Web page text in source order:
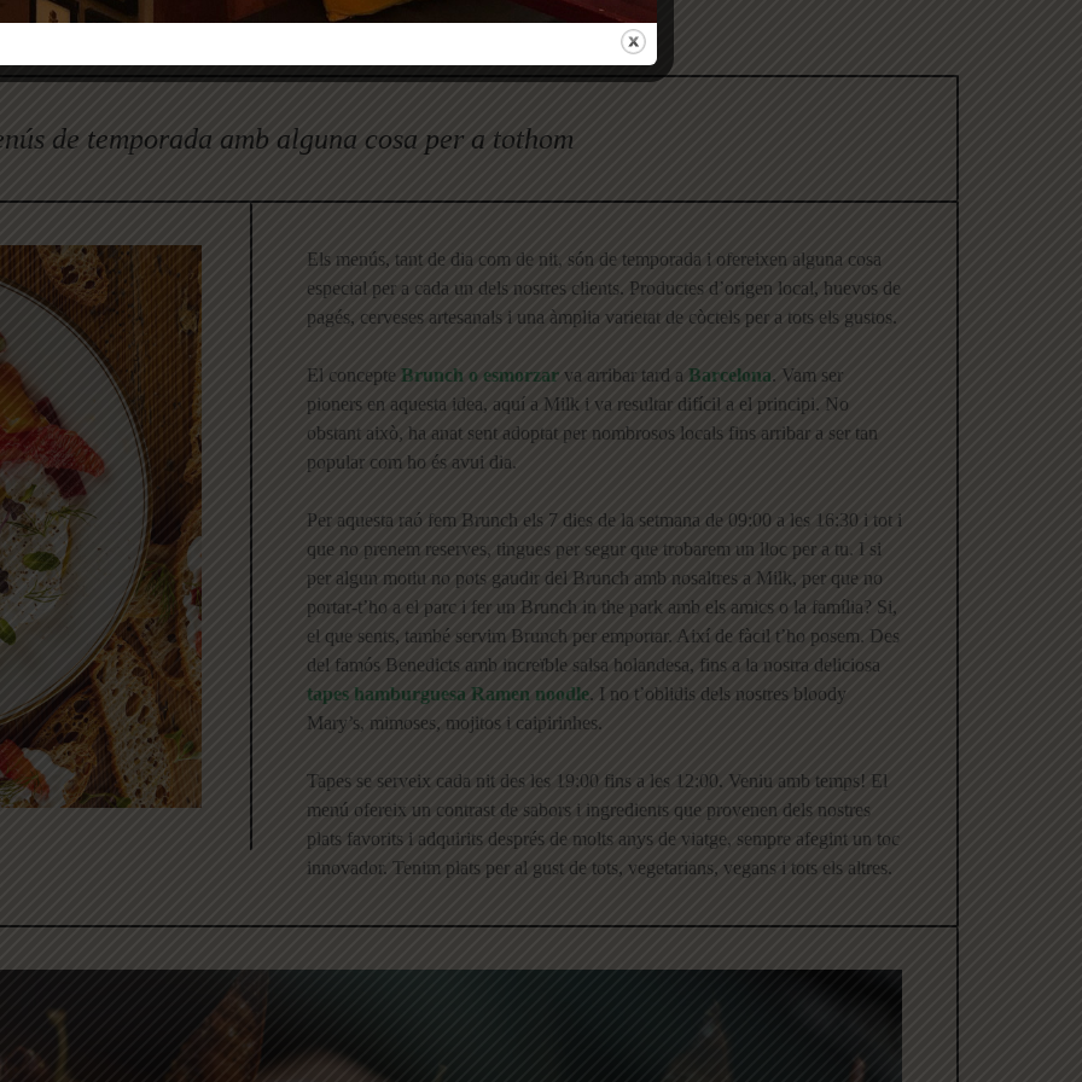
de temporada amb alguna cosa per a tothom
Els menús, tant de dia com de nit, són de temporada i ofereixen alguna cosa
especial per a cada un dels nostres clients. Productes d’origen local, huevos de
pagés, cerveses artesanals i una àmplia varietat de còctels per a tots els gustos.
El concepte Brunch o esmorzar va arribar tard a Barcelona. Vam ser
pioners en aquesta idea, aquí a Milk i va resultar difícil a el principi. No
obstant això, ha anat sent adoptat per nombrosos locals fins arribar a ser tan
popular com ho és avui dia.
Per aquesta raó fem Brunch els 7 dies de la setmana de 09:00 a les 16:30 i tot i
que no prenem reserves, tingues per segur que trobarem un lloc per a tu. I si
per algun motiu no pots gaudir del Brunch amb nosaltres a Milk, per que no
portar-t’ho a el parc i fer un Brunch in the park amb els amics o la família? Si,
el que sents, també servim Brunch per emportar. Així de fàcil t’ho posem. Des
del famós Benedicts amb increïble salsa holandesa, fins a la nostra deliciosa
tapes hamburguesa Ramen noodle. I no t’oblidis dels nostres bloody
Mary’s, mimoses, mojitos i caipirinhes.
Tapes se serveix cada nit des les 19:00 fins a les 12:00. Veniu amb temps! El
menú ofereix un contrast de sabors i ingredients que provenen dels nostres
plats favorits i adquirits després de molts anys de viatge, sempre afegint un toc
innovador. Tenim plats per al gust de tots, vegetarians, vegans i tots els altres.